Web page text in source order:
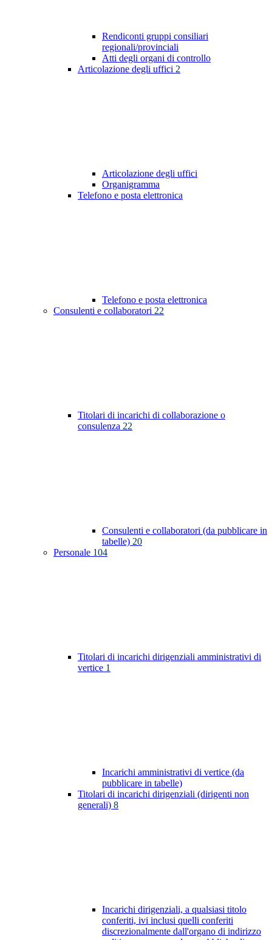
Rendiconti gruppi consiliari
regionali/provinciali
Atti degli organi di controllo
Articolazione degli uffici 2
Articolazione degli uffici
Organigramma
Telefono e posta elettronica
Telefono e posta elettronica
Consulenti e collaboratori 22
Titolari di incarichi di collaborazione o
consulenza 22
Consulenti e collaboratori (da pubblicare in
tabelle) 20
Personale 104
Titolari di incarichi dirigenziali amministrativi di
vertice 1
Incarichi amministrativi di vertice (da
pubblicare in tabelle)
Titolari di incarichi dirigenziali (dirigenti non
generali) 8
Incarichi dirigenziali, a qualsiasi titolo
conferiti, ivi inclusi quelli conferiti
discrezionalmente dall'organo di indirizzo